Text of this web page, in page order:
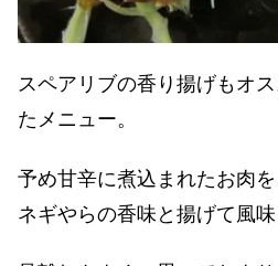
スペアリブの香り揚げもオ
たメニュー。
予め甘辛に煮込まれたお肉を
ネギやらの香味と揚げて風味